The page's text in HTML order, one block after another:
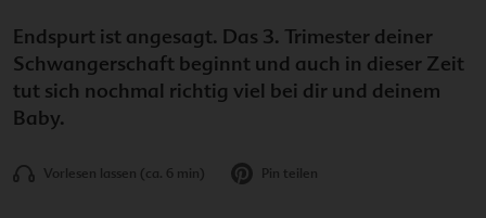
Endspurt ist angesagt. Das 3. Trimester deiner
Schwangerschaft beginnt und auch in dieser Zeit
tut sich nochmal richtig viel bei dir und deinem
Baby.
Vorlesen lassen (ca. 6 min) Artikel teilen:
Pin teilen
Stillzeit